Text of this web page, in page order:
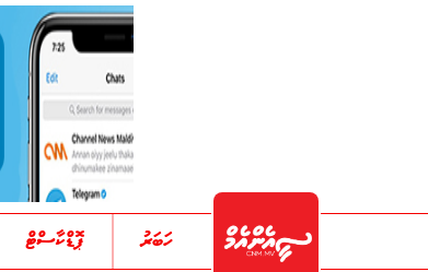
ހަބަރު ޕޮޑްކާސްޓް